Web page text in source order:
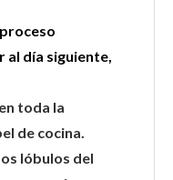
al día siguiente,
toda la
de cocina.
lóbulos del